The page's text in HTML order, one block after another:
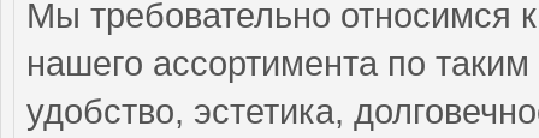
Мы требовательно относимся
нашего ассортимента по
удобство, эстетика,